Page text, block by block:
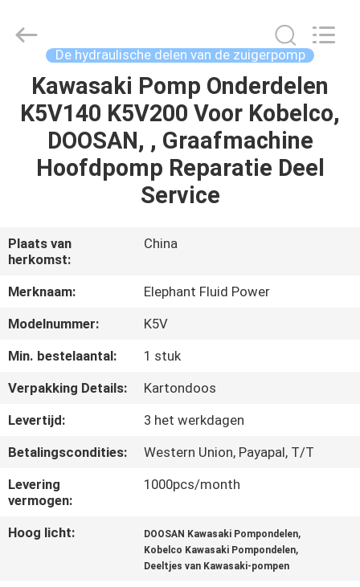
HUIS
PRODUCTEN
ONGEVEER
FABRIEKSREIS
KWALITEITSCONTROLE
CONTACTEER
ONS
NIEUWS
GEVALLEN
Fluid
Power
De hydraulische delen van de zuigerpomp
Kawasaki Pomp Onderdelen
K5V140 K5V200 Voor Kobelco,
DOOSAN, , Graafmachine
Hoofdpomp Reparatie Deel
Service
Plaats van
herkomst:
China
Merknaam:
Elephant Fluid Power
Modelnummer:
K5V
Min. bestelaantal:
1 stuk
Verpakking Details:
Kartondoos
Levertijd:
3 het werkdagen
Betalingscondities:
Western Union, Payapal, T/T
Levering
vermogen:
1000pcs/month
Hoog licht: DOOSAN Kawasaki Pompondelen,
Kobelco Kawasaki Pompondelen,
Deeltjes van Kawasaki-pompen